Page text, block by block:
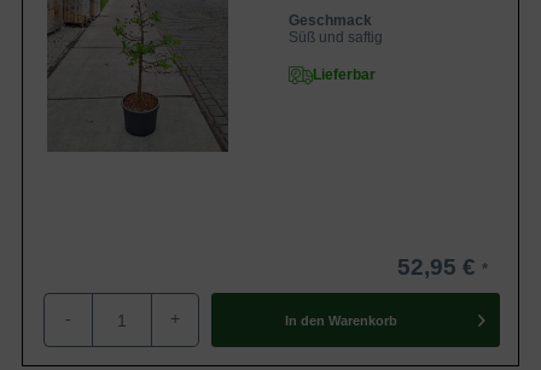
Geschmack
Süß und saftig
Lieferbar
52,95 €
- + In den Warenkorb